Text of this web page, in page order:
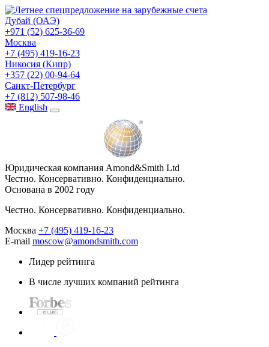
Дубай (ОАЭ)
+971 (52) 625-36-69
Москва
+7 (495) 419-16-23
Никосия (Кипр)
+357 (22) 00-94-64
Санкт-Петербург
+7 (812) 507-98-46
English
Юридическая компания Amond&Smith Ltd
Честно. Консервативно. Конфиденциально.
Основана в 2002 году
Честно. Консервативно. Конфиденциально.
Москва +7 (495) 419-16-23
E-mail moscow@amondsmith.com
Лидер рейтинга
В числе лучших компаний рейтинга